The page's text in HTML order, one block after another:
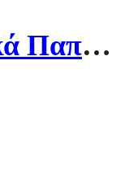
Pepe Jeans Ανδρικά Παπούτσια PMS30987-999 Μαύρα